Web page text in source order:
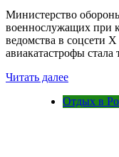
Министерство
военнослужащих при
ведомства в соцсети
авиакатастрофы
Читать далее
Отдых в